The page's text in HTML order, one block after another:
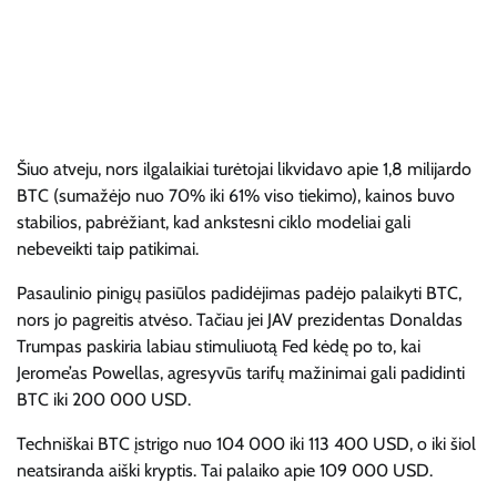
Šiuo atveju, nors ilgalaikiai turėtojai likvidavo apie 1,8 milijardo
BTC (sumažėjo nuo 70% iki 61% viso tiekimo), kainos buvo
stabilios, pabrėžiant, kad ankstesni ciklo modeliai gali
nebeveikti taip patikimai.
Pasaulinio pinigų pasiūlos padidėjimas padėjo palaikyti BTC,
nors jo pagreitis atvėso. Tačiau jei JAV prezidentas Donaldas
Trumpas paskiria labiau stimuliuotą Fed kėdę po to, kai
Jerome’as Powellas, agresyvūs tarifų mažinimai gali padidinti
BTC iki 200 000 USD.
Techniškai BTC įstrigo nuo 104 000 iki 113 400 USD, o iki šiol
neatsiranda aiški kryptis. Tai palaiko apie 109 000 USD.